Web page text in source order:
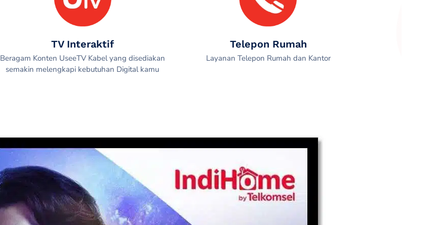
TV Interaktif
Beragam Konten UseeTV Kabel yang disediakan
semakin melengkapi kebutuhan Digital kamu
Telepon Rumah
Layanan Telepon Rumah dan Kantor